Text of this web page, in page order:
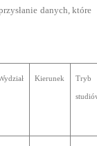
danych, które
Kierunek Tryb